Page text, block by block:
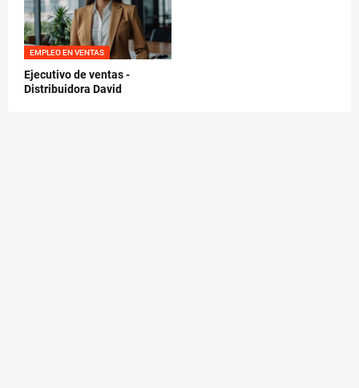
EMPLEO EN VENTAS
Ejecutivo de ventas -
Distribuidora David